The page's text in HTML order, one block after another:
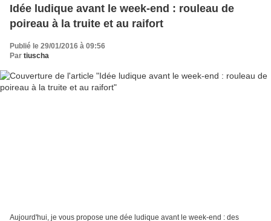
Idée ludique avant le week-end : rouleau de
poireau à la truite et au raifort
Publié le 29/01/2016 à 09:56
Par tiuscha
Aujourd'hui, je vous propose une dée ludique avant le week-end : des